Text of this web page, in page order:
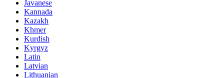
Javanese
Kannada
Kazakh
Khmer
Kurdish
Kyrgyz
Latin
Latvian
Lithuanian